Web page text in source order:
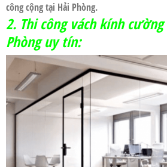
công cộng tại Hải Phòng.
2. Thi côngvách kính
Phòng uy tín: